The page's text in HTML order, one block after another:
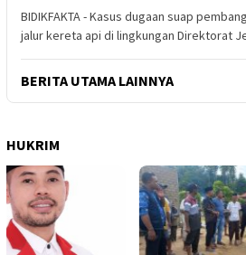
BIDIKFAKTA - Kasus dugaan suap
jalur kereta api di lingkungan Direktorat
BERITA UTAMA LAINNYA
HUKRIM